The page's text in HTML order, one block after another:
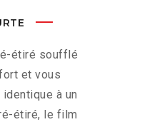
étiré soufflé
et vous
à un
étiré, le film